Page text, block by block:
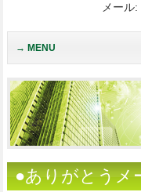
メール
MENU
●ありがとうメ